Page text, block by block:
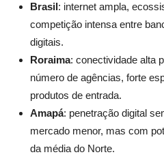
Brasil: internet ampla,
competição intensa entre
digitais.
Roraima: conectividade alta
número de agências, forte
produtos de entrada.
Amapá: penetração digital
mercado menor, mas com
da média do Norte.